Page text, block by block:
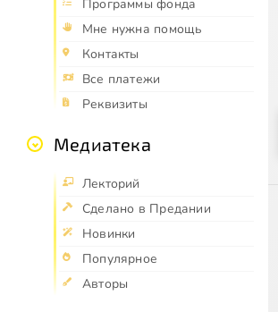
Программы фонда
Мне нужна помощь
Контакты
Все платежи
Реквизиты
Медиатека
Лекторий
Сделано в Предании
Новинки
Популярное
Авторы